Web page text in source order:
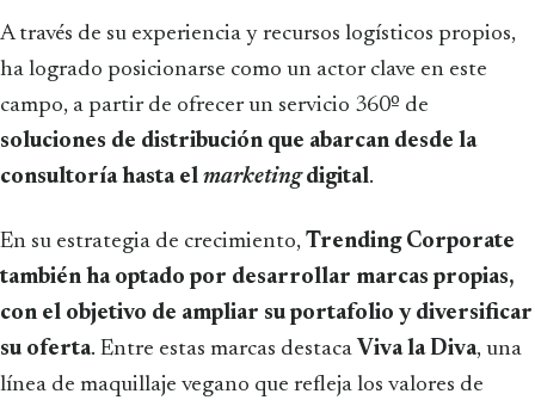
A través de su experiencia y recursos logísticos propios,
ha logrado posicionarse como un actor clave en este
campo, a partir de ofrecer un servicio 360º de
soluciones de distribución que abarcan desde la
consultoría hasta el marketingdigital.
En su estrategia de crecimiento, Trending Corporate
también ha optado por desarrollar marcas propias,
con el objetivo de ampliar su portafolio y diversificar
su oferta. Entre estas marcas destaca Viva la Diva, una
línea de maquillaje vegano que refleja los valores de